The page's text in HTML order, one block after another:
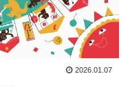
2026.01.07